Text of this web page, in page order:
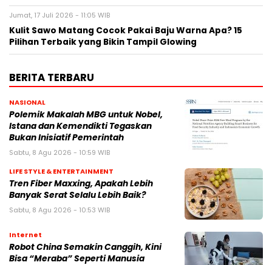
Jumat, 17 Juli 2026 - 11:05 WIB
Kulit Sawo Matang Cocok Pakai Baju Warna Apa? 15
Pilihan Terbaik yang Bikin Tampil Glowing
BERITA TERBARU
NASIONAL
Polemik Makalah MBG untuk Nobel,
Istana dan Kemendikti Tegaskan
Bukan Inisiatif Pemerintah
Sabtu, 8 Agu 2026 - 10:59 WIB
LIFE STYLE & ENTERTAINMENT
Tren Fiber Maxxing, Apakah Lebih
Banyak Serat Selalu Lebih Baik?
Sabtu, 8 Agu 2026 - 10:53 WIB
Internet
Robot China Semakin Canggih, Kini
Bisa “Meraba” Seperti Manusia